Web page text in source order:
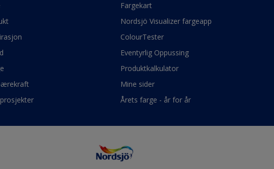
Fargekart
Nordsjö Visualizer fargeapp
ColourTester
Eventyrlig Oppussing
Produktkalkulator
Mine sider
Årets farge - år for år